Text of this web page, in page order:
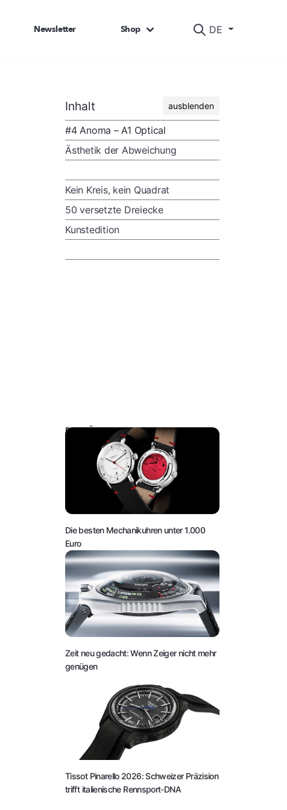
DE
Newsletter Shop
Inhalt ausblenden
#4 Anoma – A1 Optical
Ästhetik der Abweichung
Kein Kreis, kein Quadrat
50 versetzte Dreiecke
Kunstedition
DAS KÖNNTE SIE AUCH INTERESSIEREN:
Die besten Mechanikuhren unter 1.000
Euro
Zeit neu gedacht: Wenn Zeiger nicht mehr
genügen
Tissot Pinarello 2026: Schweizer Präzision
trifft italienische Rennsport-DNA